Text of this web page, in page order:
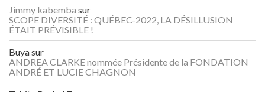
Jimmy kabemba sur
SCOPE DIVERSITÉ : QUÉBEC-2022, LA DÉSILLUSION
ÉTAIT PRÉVISIBLE !
Buyasur
ANDREA CLARKE nommée Présidente de la FONDATION
ANDRÉ ET LUCIE CHAGNON